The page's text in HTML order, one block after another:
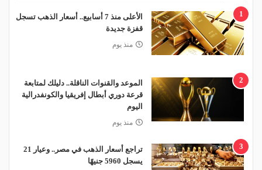
1
الأعلى منذ 7 أسابيع.. أسعار الذهب تسجل
قفزة جديدة
منذ يوم
2
الموعد والقنوات الناقلة.. دليلك لمتابعة
قرعة دوري أبطال إفريقيا والكونفدرالية
اليوم
منذ يوم
3
تراجع أسعار الذهب في مصر.. وعيار 21
يسجل 5960 جنيهًا